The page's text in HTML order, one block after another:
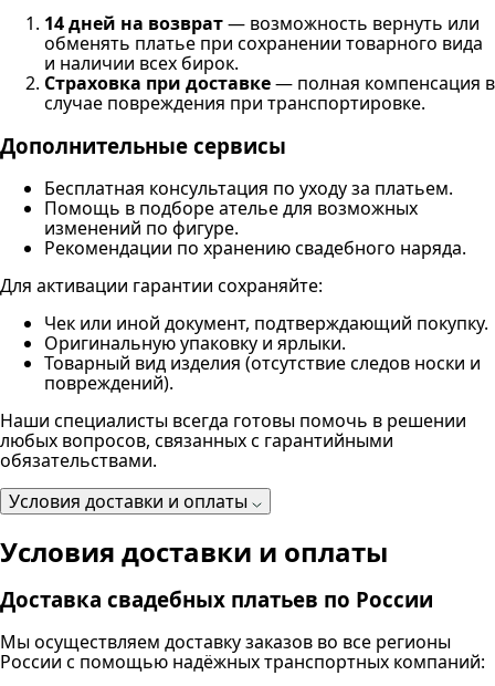
14 дней на возврат— возможность вернуть или
обменять платье при сохранении товарного вида
и наличии всех бирок.
Страховка при доставке— полная компенсация в
случае повреждения при транспортировке.
Дополнительные сервисы
Бесплатная консультация по уходу за платьем.
Помощь в подборе ателье для возможных
изменений по фигуре.
Рекомендации по хранению свадебного наряда.
Для активации гарантии сохраняйте:
Чек или иной документ, подтверждающий покупку.
Оригинальную упаковку и ярлыки.
Товарный вид изделия (отсутствие следов носки и
повреждений).
Наши специалисты всегда готовы помочь в решении
любых вопросов, связанных с гарантийными
обязательствами.
Условия доставки и оплаты
Условия доставки и оплаты
Доставка свадебных платьев по России
Мы осуществляем доставку заказов во все регионы
России с помощью надёжных транспортных компаний: